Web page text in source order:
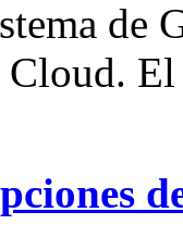
de